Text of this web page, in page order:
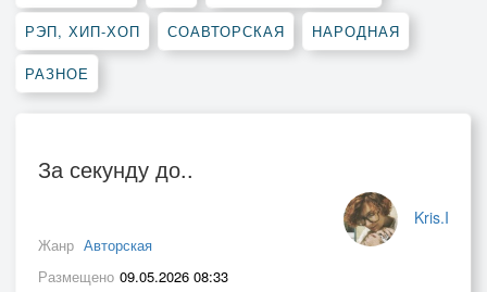
РЭП, ХИП-ХОП СОАВТОРСКАЯ НАРОДНАЯ
РАЗНОЕ
За секунду до..
Kris.I
Жанр Авторская
Размещено 09.05.2026 08:33